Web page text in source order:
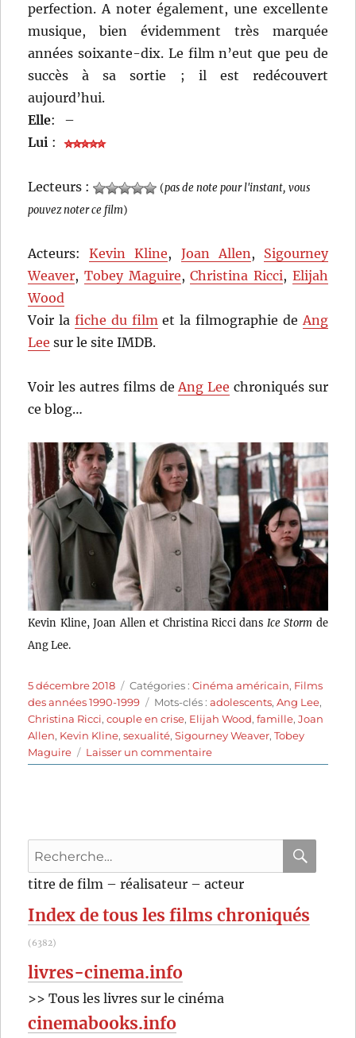
perfection. A noter également, une excellente
musique, bien évidemment très marquée
années soixante-dix. Le film n’eut que peu de
succès à sa sortie ; il est redécouvert
aujourd’hui.
Elle:
–
Lui :
Lecteurs : (pas de note pour l'instant, vous
pouvez noter ce film)
Acteurs:Kevin Kline, Joan Allen, Sigourney
Weaver, Tobey Maguire,Christina Ricci, Elijah
Wood
Voir la fiche du filmet la filmographie deAng
Lee sur le site IMDB.
Voir les autres films deAng Lee chroniqués sur
ce blog…
Kevin Kline, Joan Allen et Christina Ricci dans Ice Storm de
Ang Lee.
Publié
le
5 décembre 2018 Catégories
Catégories :Cinéma américain, Films
des années 1990-1999
Étiquettes
Mots-clés :adolescents,Ang Lee,
Christina Ricci,couple en crise, Elijah Wood,famille,Joan
Allen, Kevin Kline,sexualité,Sigourney Weaver,Tobey
Maguire
Laisser un commentairesur
The
Recherche
pour
:
titre de film – réalisateur – acteur
Index de tous les films chroniqués
(6382)
livres-cinema.info
>> Tous les livres sur le cinéma
cinemabooks.info